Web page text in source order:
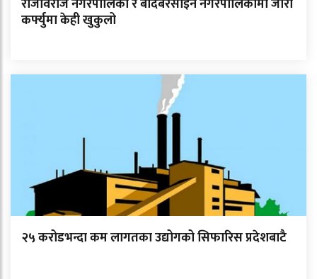
राजविराज नगरपालिका र बोदेबरसाइन नगरपालिकामा जारी
कर्फ्युमा केही खुकुलो
२५ करोडभन्दा कम लागतका उद्योगको सिफारिस प्रदेशबाटै